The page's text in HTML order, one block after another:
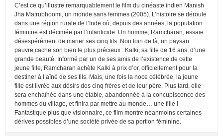
C’est ce qu’illustre remarquablement le film du cinéaste indien Manish
Jha Matrubhoomi, un monde sans femmes (2005). L’histoire se déroule
dans une région rurale de l’Inde où, depuis des années, la population
féminine est décimée par l’infanticide. Un homme, Ramcharan, essaie
désespérément de marier ses cinq fils. Non loin de là, un paysan
pauvre cache son bien le plus précieux : Kalki, sa fille de 16 ans, d’une
grande beauté. Informé par un de ses amis de l’existence de cette
jeune fille, Ramcharan achète Kalki à prix d’or, officiellement pour la
destiner à l’aîné de ses fils. Mais, une fois la noce célébrée, la jeune
fille est livrée aux désirs des cinq frères et de leur père. Plus tard, elle
sera enchaînée dans une étable, abandonnée à la concupiscence des
hommes du village, et finira par mettre au monde… une fille !
Fantastique plus que visionnaire, ce film montre néanmoins certaines
dérives possibles d’une société privée de sa portion féminine.